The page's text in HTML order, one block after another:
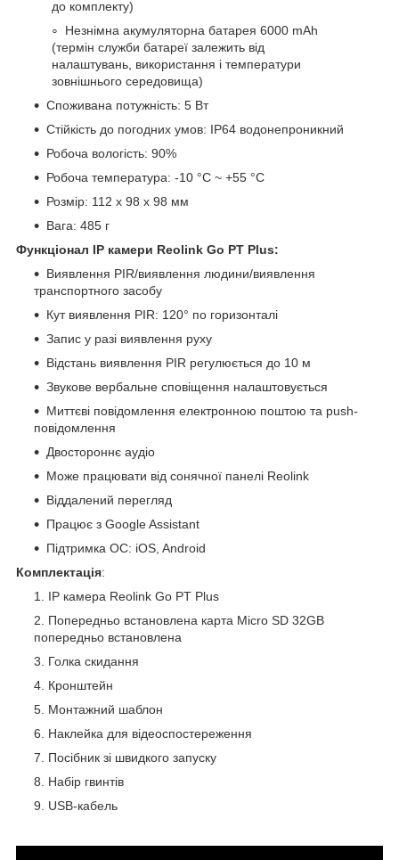
до комплекту)
Незнімна акумуляторна батарея 6000 mAh
(термін служби батареї залежить від
налаштувань, використання і температури
зовнішнього середовища)
Споживана потужність: 5 Вт
Стійкість до погодних умов: IP64 водонепроникний
Робоча вологість: 90%
Робоча температура: -10 °C ~ +55 °C
Розмір: 112 х 98 х 98 мм
Вага: 485 г
Функціонал IP камери Reolink Go PT Plus:
Виявлення PIR/виявлення людини/виявлення
транспортного засобу
Кут виявлення PIR: 120° по горизонталі
Запис у разі виявлення руху
Відстань виявлення PIR регулюється до 10 м
Звукове вербальне сповіщення налаштовується
Миттєві повідомлення електронною поштою та push-
повідомлення
Двостороннє аудіо
Може працювати від сонячної панелі Reolink
Віддалений перегляд
Працює з Google Assistant
Підтримка ОС: iOS, Android
Комплектація:
IP камера Reolink Go PT Plus
Попередньо встановлена карта Micro SD 32GB
попередньо встановлена
Голка скидання
Кронштейн
Монтажний шаблон
Наклейка для відеоспостереження
Посібник зі швидкого запуску
Набір гвинтів
USB-кабель